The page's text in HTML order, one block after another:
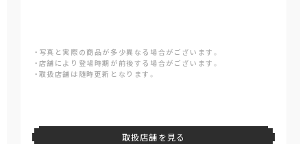
・写真と実際の商品が多少異なる場合がございます。
・店舗により登場時期が前後する場合がございます。
・取扱店舗は随時更新となります。
取扱店舗を見る